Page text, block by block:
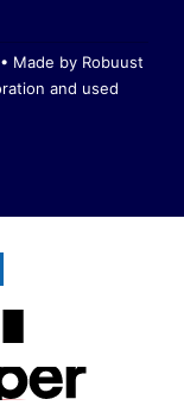
Made by Robuust
and used